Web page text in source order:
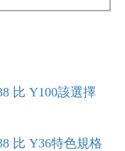
比 Y100該選擇
比 Y36特色規格